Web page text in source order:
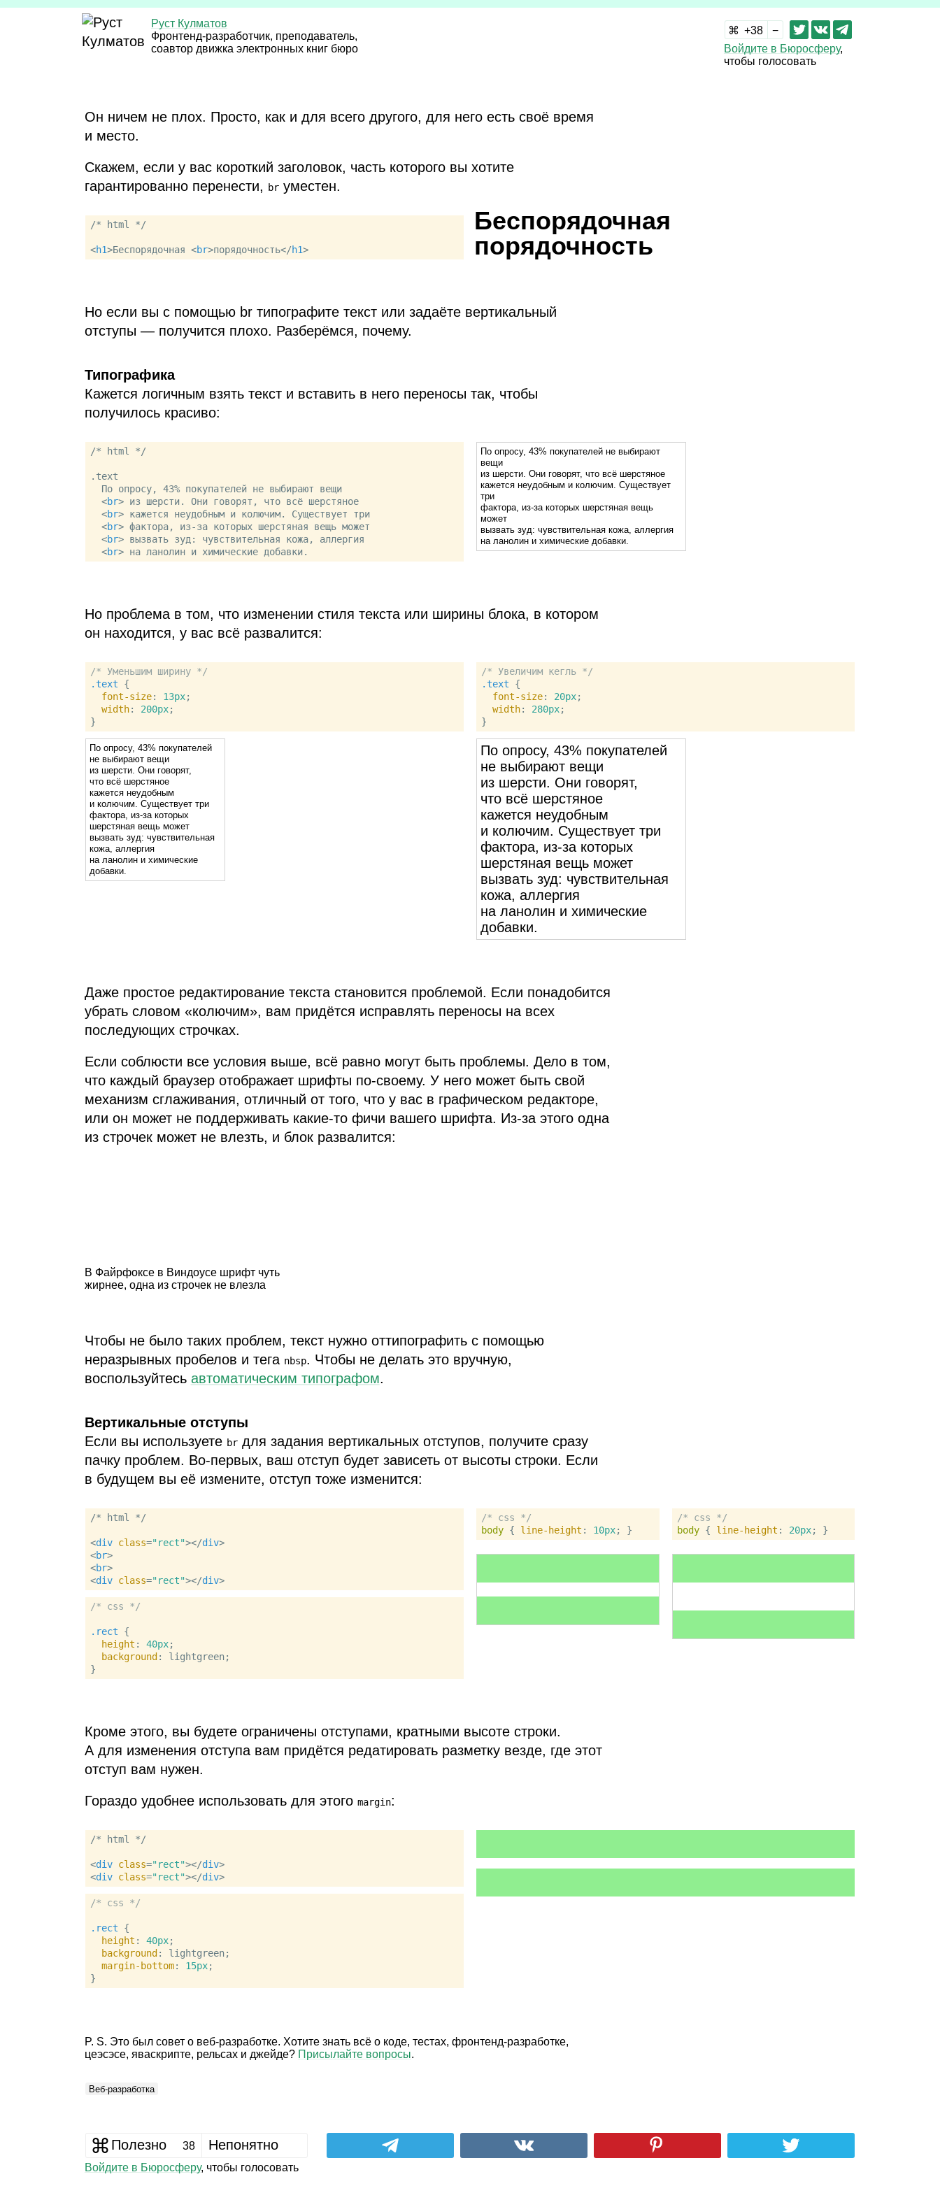
Руст Кулматов
Фронтенд‑разработчик, преподаватель,
соавтор движка электронных книг бюро
38
Войдите в Бюросферу,
чтобы голосовать
Он ничем не плох. Просто, как и для всего другого, для него есть своё время
и место.
Скажем, если у вас короткий заголовок, часть которого вы хотите
гарантированно перенести,
brуместен.
/* html */
<h1>Беспорядочная <br>порядочность</h1>
Беспорядочная
порядочность
Но если вы с помощью br типографите текст или задаёте вертикальный
отступы — получится плохо. Разберёмся, почему.
Типографика
Кажется логичным взять текст и вставить в него переносы так, чтобы
получилось красиво:
/* html */
.text
<br> из шерсти. Они говорят, что всё шерстяное
<br> кажется неудобным и колючим. Существует три
<br> фактора, из-за которых шерстяная вещь может
<br> вызвать зуд: чувствительная кожа, аллергия
<br> на ланолин и химические добавки.
По опросу, 43% покупателей не выбирают
вещи
из шерсти. Они говорят, что всё шерстяное
кажется неудобным и колючим. Существует
три
фактора, из‑за которых шерстяная вещь
может
вызвать зуд: чувствительная кожа, аллергия
на ланолин и химические добавки.
Но проблема в том, что изменении стиля текста или ширины блока, в котором
он находится, у вас всё развалится:
/* Уменьшим ширину */
.text {
font-size: 13px;
width: 200px;
По опросу, 43% покупателей
не выбирают вещи
из шерсти. Они говорят,
что всё шерстяное
кажется неудобным
и колючим. Существует три
фактора, из‑за которых
шерстяная вещь может
вызвать зуд: чувствительная
кожа, аллергия
на ланолин и химические
добавки.
/* Увеличим кегль */
.text {
font-size: 20px;
width: 280px;
По опросу, 43% покупателей
не выбирают вещи
из шерсти. Они говорят,
что всё шерстяное
кажется неудобным
и колючим. Существует три
фактора, из‑за которых
шерстяная вещь может
вызвать зуд: чувствительная
кожа, аллергия
на ланолин и химические
добавки.
Даже простое редактирование текста становится проблемой. Если понадобится
убрать словом «колючим», вам придётся исправлять переносы на всех
последующих строчках.
Если соблюсти все условия выше, всё равно могут быть проблемы. Дело в том,
что каждый браузер отображает шрифты по‑своему. У него может быть свой
механизм сглаживания, отличный от того, что у вас в графическом редакторе,
или он может не поддерживать какие‑то фичи вашего шрифта. Из‑за этого одна
из строчек может не влезть, и блок развалится:
В Файрфоксе в Виндоусе шрифт чуть
жирнее, одна из строчек не влезла
Чтобы не было таких проблем, текст нужно оттипографить с помощью
неразрывных пробелов и тега nbsp. Чтобы не делать это вручную,
воспользуйтесь автоматическим типографом.
Вертикальные отступы
Если вы используете brдля задания вертикальных отступов, получите сразу
пачку проблем. Во‑первых, ваш отступ будет зависеть от высоты строки. Если
в будущем вы её измените, отступ тоже изменится:
/* html */
<div class="rect"></div>
<br>
<br>
<div class="rect"></div>
/* css */
.rect {
height : 40px;
background : lightgreen;
/* css */
body { line-height : 10px
/* css */
body { line-height : 20px
Кроме этого, вы будете ограничены отступами, кратными высоте строки.
А для изменения отступа вам придётся редатировать разметку везде, где этот
отступ вам нужен.
Гораздо удобнее использовать для этого margin:
/* html */
<div class="rect"></div>
<div class="rect"></div>
/* css */
.rect {
height : 40px;
background : lightgreen;
margin-bottom: 15px;
P. S. Это был совет о веб‑разработке. Хотите знать всё о коде, тестах, фронтенд‑разработке,
цеэсэсе, яваскрипте, рельсах и джейде? Присылайте вопросы.
Веб‑разработка
Полезно 38 Непонятно
Войдите в Бюросферу, чтобы голосовать